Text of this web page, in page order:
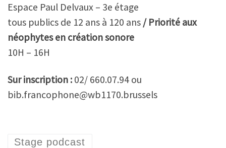
Espace Paul Delvaux – 3e étage
tous publics de 12 ans à 120 ans / Priorité aux
néophytes en création sonore
10H – 16H
Sur inscription : 02/ 660.07.94 ou
bib.francophone@wb1170.brussels
Stage podcast